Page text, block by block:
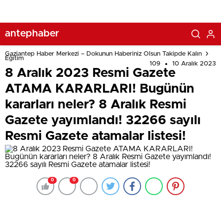
antephaber
Gaziantep Haber Merkezi – Dokunun Haberiniz Olsun Takipde Kalın
Eğitim
109
10 Aralık 2023
8 Aralık 2023 Resmi Gazete
ATAMA KARARLARI! Bugünün
kararları neler? 8 Aralık Resmi
Gazete yayımlandı! 32266 sayılı
Resmi Gazete atamalar listesi!
0 0